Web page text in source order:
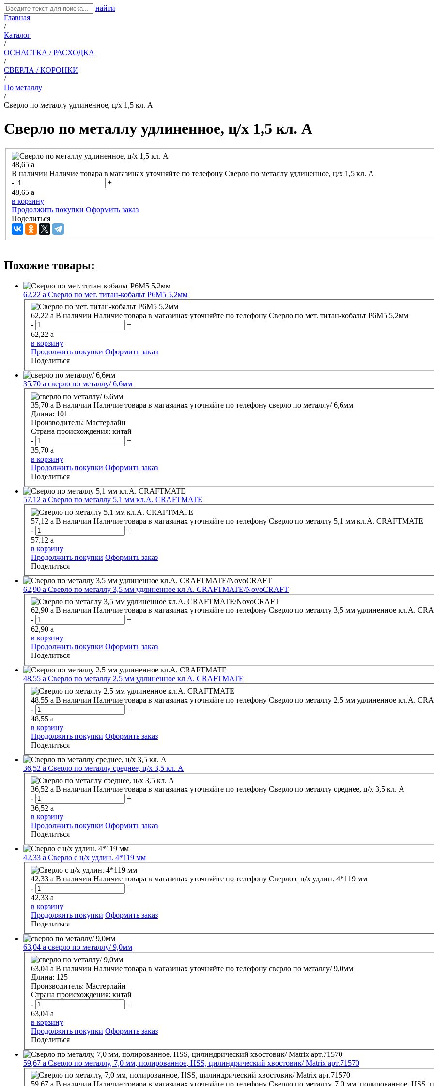
найти
Главная
/
Каталог
/
ОСНАСТКА / РАСХОДКА
/
СВЕРЛА / КОРОНКИ
/
По металлу
/
Сверло по металлу удлиненное, ц/х 1,5 кл. А
Сверло по металлу удлиненное, ц/х 1,5 кл. А
48,65 a
В наличии Наличие товара в магазинах уточняйте по телефону Сверло по металлу удлиненное, ц/х 1,5 кл. А
-
+
48,65 a
в корзину
Продолжить покупки Оформить заказ
Поделиться
Похожие товары:
62,22 a Сверло по мет. титан-кобальт P6M5 5,2мм
62,22 a В наличии Наличие товара в магазинах уточняйте по телефону Сверло по мет. титан-кобальт P6M5 5,2мм
-
+
62,22 a
в корзину
Продолжить покупки Оформить заказ
Поделиться
35,70 a сверло по металлу/ 6,6мм
35,70 a В наличии Наличие товара в магазинах уточняйте по телефону сверло по металлу/ 6,6мм
Длина: 101
Производитель: Мастерлайн
Страна происхождения: китай
-
+
35,70 a
в корзину
Продолжить покупки Оформить заказ
Поделиться
57,12 a Сверло по металлу 5,1 мм кл.А. CRAFTMATE
57,12 a В наличии Наличие товара в магазинах уточняйте по телефону Сверло по металлу 5,1 мм кл.А. CRAFTMATE
-
+
57,12 a
в корзину
Продолжить покупки Оформить заказ
Поделиться
62,90 a Сверло по металлу 3,5 мм удлиненное кл.А. CRAFTMATE/NovoCRAFT
62,90 a В наличии Наличие товара в магазинах уточняйте по телефону Сверло по металлу 3,5 мм удлиненное кл.А.
-
+
62,90 a
в корзину
Продолжить покупки Оформить заказ
Поделиться
48,55 a Сверло по металлу 2,5 мм удлиненное кл.А. CRAFTMATE
48,55 a В наличии Наличие товара в магазинах уточняйте по телефону Сверло по металлу 2,5 мм удлиненное кл.А.
-
+
48,55 a
в корзину
Продолжить покупки Оформить заказ
Поделиться
36,52 a Сверло по металлу среднее, ц/х 3,5 кл. А
36,52 a В наличии Наличие товара в магазинах уточняйте по телефону Сверло по металлу среднее, ц/х 3,5 кл. А
-
+
36,52 a
в корзину
Продолжить покупки Оформить заказ
Поделиться
42,33 a Сверло с ц/х удлин. 4*119 мм
42,33 a В наличии Наличие товара в магазинах уточняйте по телефону Сверло с ц/х удлин. 4*119 мм
-
+
42,33 a
в корзину
Продолжить покупки Оформить заказ
Поделиться
63,04 a сверло по металлу/ 9,0мм
63,04 a В наличии Наличие товара в магазинах уточняйте по телефону сверло по металлу/ 9,0мм
Длина: 125
Производитель: Мастерлайн
Страна происхождения: китай
-
+
63,04 a
в корзину
Продолжить покупки Оформить заказ
Поделиться
59,67 a Сверло по металлу, 7,0 мм, полированное, HSS, цилиндрический хвостовик/ Matrix арт.71570
59,67 a В наличии Наличие товара в магазинах уточняйте по телефону Сверло по металлу, 7,0 мм, полированное, HSS,